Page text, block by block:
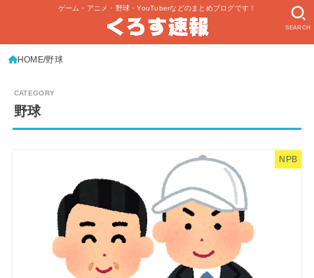
ゲーム・アニメ・野球・YouTuberなどのまとめブログです！
SEARCH
HOME 野球
野球
NPB